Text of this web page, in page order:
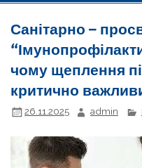
Санітарно –
чому щеплення
критично
26.11.2025 admin